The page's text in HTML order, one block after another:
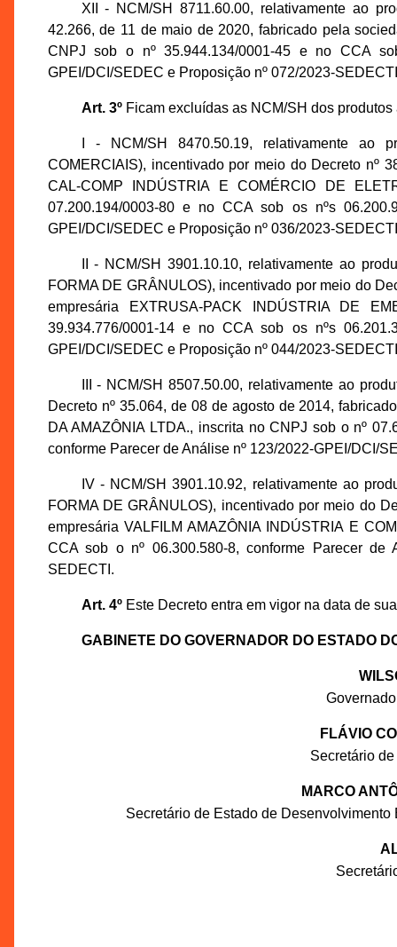
XII - NCM/SH 8711.60.00, relativamente ao
42.266, de 11 de maio de 2020, fabricado pela
CNPJ sob o nº 35.944.134/0001-45 e no CCA
GPEI/DCI/SEDEC e Proposição nº 072/2023-
Art. 3ºFicam excluídas as NCM/SH dos
I - NCM/SH 8470.50.19, relativamente ao
COMERCIAIS), incentivado por meio do Decreto nº
CAL-COMP INDÚSTRIA E COMÉRCIO DE
07.200.194/0003-80 e no CCA sob os nºs
GPEI/DCI/SEDEC e Proposição nº 036/2023-
II - NCM/SH 3901.10.10, relativamente ao
FORMA DE GRÂNULOS), incentivado por meio do
empresária EXTRUSA-PACK INDÚSTRIA DE
39.934.776/0001-14 e no CCA sob os nºs
GPEI/DCI/SEDEC e Proposição nº 044/2023-
III - NCM/SH 8507.50.00, relativamente ao
Decreto nº 35.064, de 08 de agosto de 2014,
DA AMAZÔNIA LTDA., inscrita no CNPJ sob o nº
conforme Parecer de Análise nº 123/2022-GPEI/DCI/
IV - NCM/SH 3901.10.92, relativamente ao
FORMA DE GRÂNULOS), incentivado por meio do
empresária VALFILM AMAZÔNIA INDÚSTRIA E
CCA sob o nº 06.300.580-8, conforme Parecer de
SEDECTI.
Art. 4ºEste Decreto entra em vigor na data de
GABINETE DO GOVERNADOR DO ESTADO
FLÁVIO
Secretário
MARCO
Secretário de Estado de